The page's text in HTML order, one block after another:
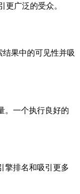
广泛的受众。
果中的可见性并吸
。一个执行良好的
擎排名和吸引更多